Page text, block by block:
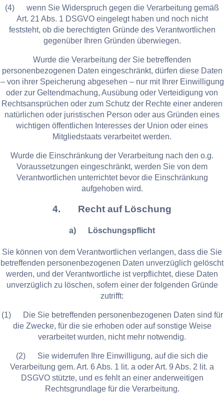
(4) wenn Sie Widerspruch gegen die Verarbeitung gemäß
Art. 21 Abs. 1 DSGVO eingelegt haben und noch nicht
feststeht, ob die berechtigten Gründe des Verantwortlichen
gegenüber Ihren Gründen überwiegen.
Wurde die Verarbeitung der Sie betreffenden
personenbezogenen Daten eingeschränkt, dürfen diese Daten
– von ihrer Speicherung abgesehen – nur mit Ihrer Einwilligung
oder zur Geltendmachung, Ausübung oder Verteidigung von
Rechtsansprüchen oder zum Schutz der Rechte einer anderen
natürlichen oder juristischen Person oder aus Gründen eines
wichtigen öffentlichen Interesses der Union oder eines
Mitgliedstaats verarbeitet werden.
Wurde die Einschränkung der Verarbeitung nach den o.g.
Voraussetzungen eingeschränkt, werden Sie von dem
Verantwortlichen unterrichtet bevor die Einschränkung
aufgehoben wird.
4. Recht auf Löschung
a) Löschungspflicht
Sie können von dem Verantwortlichen verlangen, dass die Sie
betreffenden personenbezogenen Daten unverzüglich gelöscht
werden, und der Verantwortliche ist verpflichtet, diese Daten
unverzüglich zu löschen, sofern einer der folgenden Gründe
zutrifft:
(1) Die Sie betreffenden personenbezogenen Daten sind für
die Zwecke, für die sie erhoben oder auf sonstige Weise
verarbeitet wurden, nicht mehr notwendig.
(2) Sie widerrufen Ihre Einwilligung, auf die sich die
Verarbeitung gem. Art. 6 Abs. 1 lit. a oder Art. 9 Abs. 2 lit. a
DSGVO stützte, und es fehlt an einer anderweitigen
Rechtsgrundlage für die Verarbeitung.